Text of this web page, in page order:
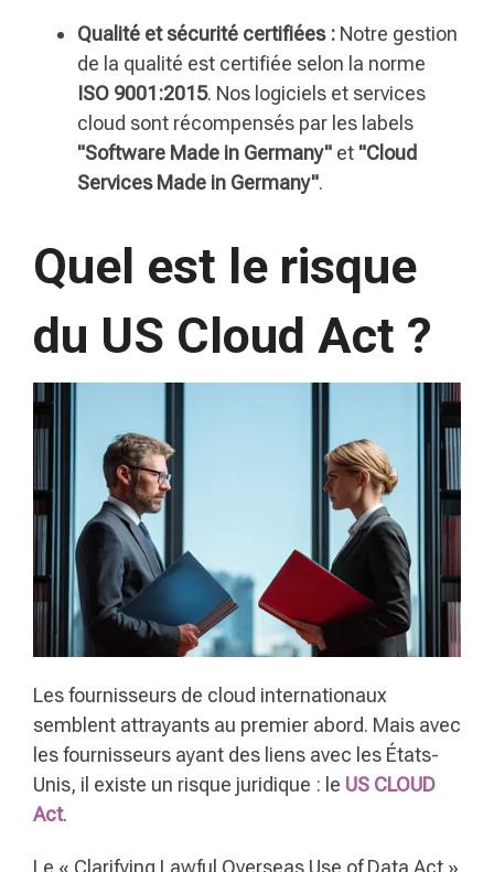
Qualité et sécurité certifiées : Notre gestion
de la qualité est certifiée selon la norme
ISO 9001:2015. Nos logiciels et services
cloud sont récompensés par les labels
"Software Made in Germany" et "Cloud
Services Made in Germany".
Quel est le risque
du US Cloud Act ?
Les fournisseurs de cloud internationaux
semblent attrayants au premier abord. Mais avec
les fournisseurs ayant des liens avec les États-
Unis, il existe un risque juridique : le US CLOUD
Act.
Le « Clarifying Lawful Overseas Use of Data Act »